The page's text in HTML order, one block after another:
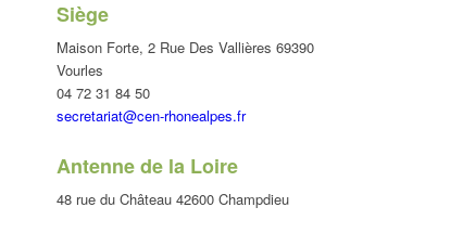
Siège
Maison Forte, 2 Rue Des Vallières 69390
Vourles
04 72 31 84 50
secretariat@cen-rhonealpes.fr
Antenne de la Loire
48 rue du Château 42600 Champdieu